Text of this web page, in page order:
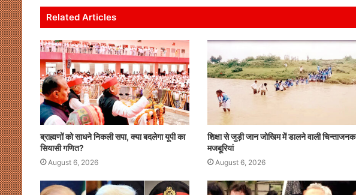
A
p
p
b
o
o
k
dI
n
Related Articles
ब्राह्मणों को साधने निकली सपा, क्या बदलेगा यूपी का
सियासी गणित?
August 6, 2026
शिक्षा से जुड़ी जान जोखिम में डालने वाली चिन्ताजनक
मजबूरियां
August 6, 2026